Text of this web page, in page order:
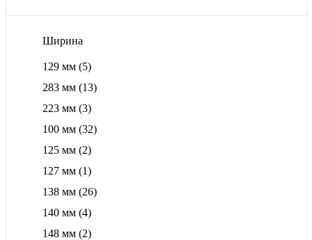
Ширина
129 мм (5)
283 мм (13)
223 мм (3)
100 мм (32)
125 мм (2)
127 мм (1)
138 мм (26)
140 мм (4)
148 мм (2)